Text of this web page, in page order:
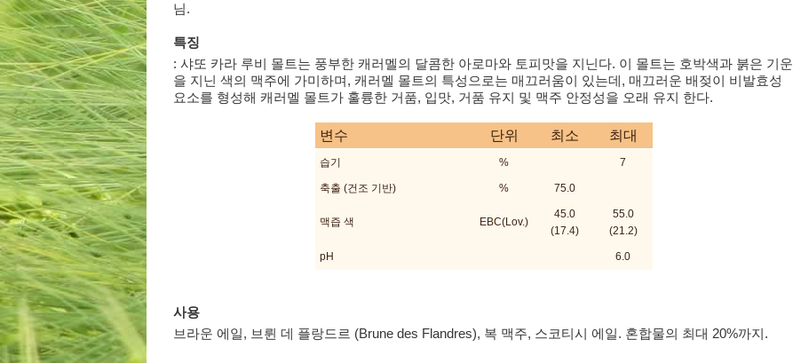
님.
특징
: 샤또 카라 루비 몰트는 풍부한 캐러멜의 달콤한 아로마와 토피맛을 지닌다. 이 몰트는 호박색과 붉은 기운
을 지닌 색의 맥주에 가미하며, 캐러멜 몰트의 특성으로는 매끄러움이 있는데, 매끄러운 배젖이 비발효성
요소를 형성해 캐러멜 몰트가 훌륭한 거품, 입맛, 거품 유지 및 맥주 안정성을 오래 유지 한다.
변수 단위 최소 최대
습기 % 7
축출 (건조 기반) % 75.0
맥즙 색 EBC(Lov.)
45.0
(17.4)
55.0
(21.2)
pH 6.0
사용
브라운 에일, 브륀 데 플랑드르 (Brune des Flandres), 복 맥주, 스코티시 에일. 혼합물의 최대 20%까지.